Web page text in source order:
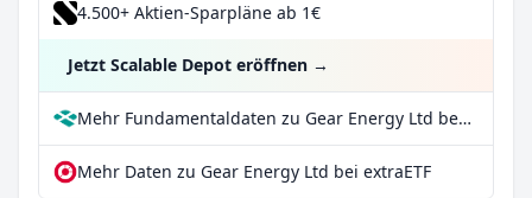
4.500+ Aktien-Sparpläne ab 1€
Jetzt Scalable Depot eröffnen →
Mehr Fundamentaldaten zu Gear Energy Ltd bei Parqet
Mehr Daten zu Gear Energy Ltd bei extraETF